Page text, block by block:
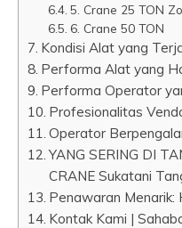
5. Crane 25 TON
6. Crane 50 TON
Kondisi Alat yang
Performa Alat yang
Performa Operator
Profesionalitas
Operator
YANG SERING DI
CRANE Sukatani
Penawaran Menarik:
Kontak Kami |